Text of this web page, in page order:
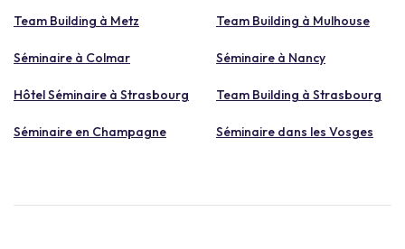
Team Building à Metz Team Building à Mulhouse
Séminaire à Colmar Séminaire à Nancy
Hôtel Séminaire à Strasbourg Team Building à Strasbourg
Séminaire en Champagne Séminaire dans les Vosges